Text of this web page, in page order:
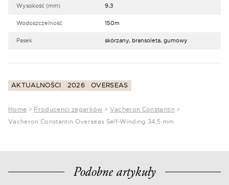
Wysokość (mm) 9,3
Wodoszczelność 150m
Pasek skórzany, bransoleta, gumowy
AKTUALNOŚCI 2026 OVERSEAS
Home > Producenci zegarków > Vacheron Constantin >
Vacheron Constantin Overseas Self-Winding 34,5 mm
Podobne artykuły